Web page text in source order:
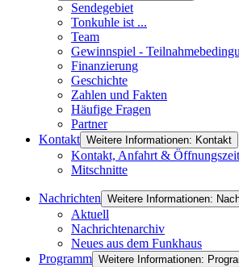
Sendegebiet
Tonkuhle ist ...
Team
Gewinnspiel -
Finanzierung
Geschichte
Zahlen und Fakten
Häufige Fragen
Partner
Kontakt Weitere Informationen: Kontakt
Kontakt, Anfahrt &
Mitschnitte
Nachrichten Weitere Informationen:
Aktuell
Nachrichtenarchiv
Neues aus dem Funkhaus
Programm Weitere Informationen: